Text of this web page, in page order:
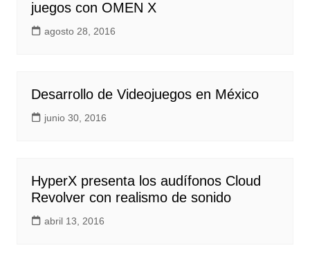
juegos con OMEN X
agosto 28, 2016
Desarrollo de Videojuegos en México
junio 30, 2016
HyperX presenta los audífonos Cloud
Revolver con realismo de sonido
abril 13, 2016